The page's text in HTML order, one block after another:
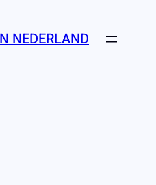
NEDERLAND